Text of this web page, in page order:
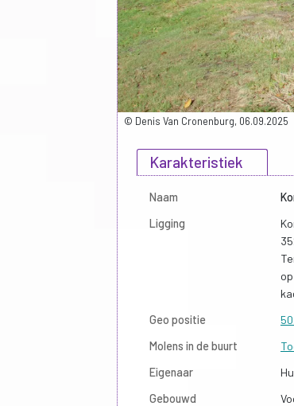
Karakteristiek
Naam
Ligging
Geo positie
Molens in de buurt
Eigenaar
Gebouwd
© Denis Van Cronenburg, 06.09.2025